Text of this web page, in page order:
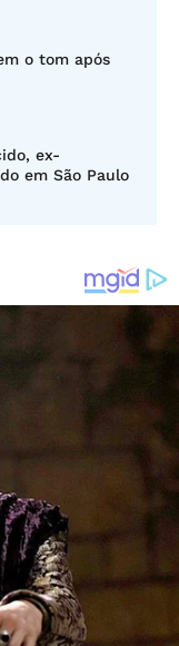
o tom após
ex-
em São Paulo